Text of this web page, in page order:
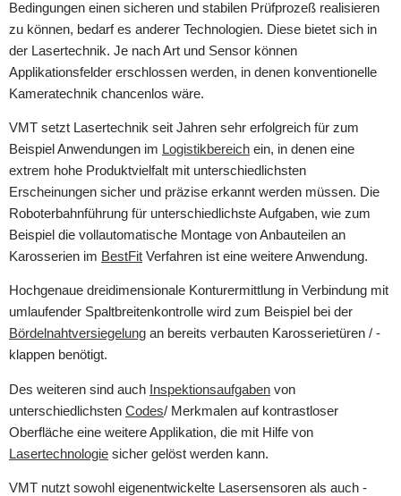
Bedingungen einen sicheren und stabilen Prüfprozeß realisieren
zu können, bedarf es anderer Technologien. Diese bietet sich in
der Lasertechnik. Je nach Art und Sensor können
Applikationsfelder erschlossen werden, in denen konventionelle
Kameratechnik chancenlos wäre.
VMT setzt Lasertechnik seit Jahren sehr erfolgreich für zum
Beispiel Anwendungen im Logistikbereich ein, in denen eine
extrem hohe Produktvielfalt mit unterschiedlichsten
Erscheinungen sicher und präzise erkannt werden müssen. Die
Roboterbahnführung für unterschiedlichste Aufgaben, wie zum
Beispiel die vollautomatische Montage von Anbauteilen an
Karosserien im BestFit Verfahren ist eine weitere Anwendung.
Hochgenaue dreidimensionale Konturermittlung in Verbindung mit
umlaufender Spaltbreitenkontrolle wird zum Beispiel bei der
Bördelnahtversiegelung an bereits verbauten Karosserietüren / -
klappen benötigt.
Des weiteren sind auch Inspektionsaufgaben von
unterschiedlichsten Codes/ Merkmalen auf kontrastloser
Oberfläche eine weitere Applikation, die mit Hilfe von
Lasertechnologie sicher gelöst werden kann.
VMT nutzt sowohl eigenentwickelte Lasersensoren als auch -